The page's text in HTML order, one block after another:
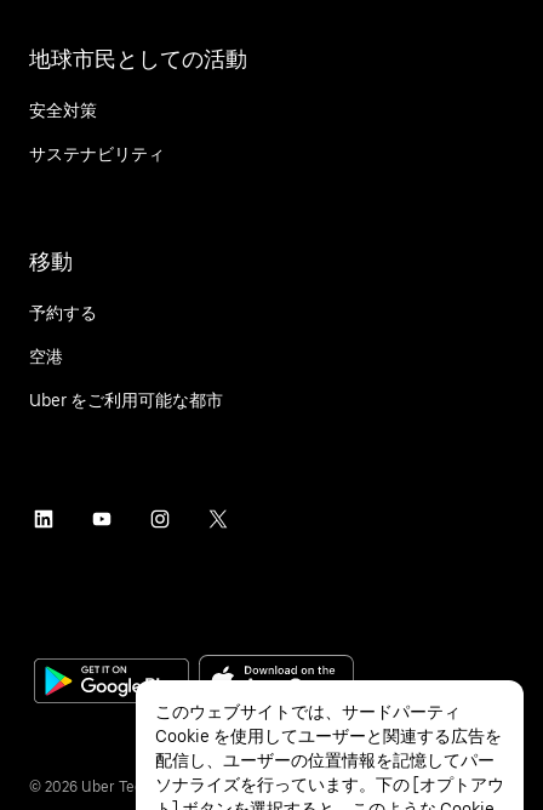
地球市民としての活動
安全対策
サステナビリティ
移動
予約する
空港
Uber をご利用可能な都市
© 2026 Uber Technologies Inc.
このウェブサイトでは、サードパーティ
Cookie を使用してユーザーと関連する広告を
配信し、ユーザーの位置情報を記憶してパー
ソナライズを行っています。下の [オプトアウ